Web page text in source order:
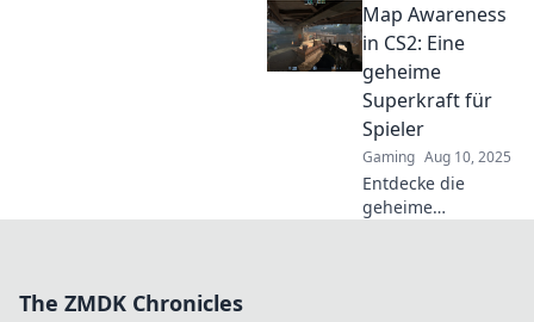
Schlüssel zu
deinem Sieg sein
kann! Verbessere
dein Spiel und
dominiere die
Gegner!
Map Awareness
in CS2: Eine
geheime
Superkraft für
Spieler
Gaming Aug 10, 2025
Entdecke die
geheime
The ZMDK Chronicles